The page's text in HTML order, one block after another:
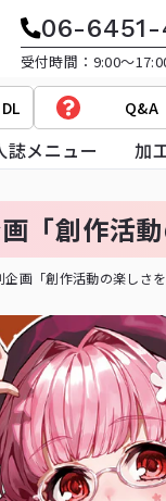
06-6451-
受付時間：9:00～
Q&A
誌メニュー 加
「創作活
画「創作活動の楽しさ